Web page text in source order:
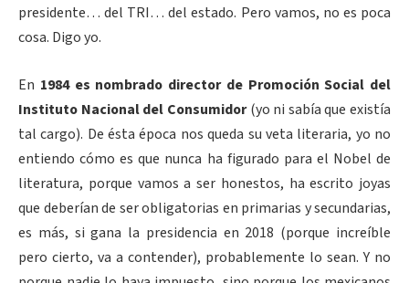
presidente… del TRI… del estado. Pero vamos, no es poca
cosa. Digo yo.
En 1984 es nombrado director de Promoción Social del
Instituto Nacional del Consumidor(yo ni sabía que existía
tal cargo). De ésta época nos queda su veta literaria, yo no
entiendo cómo es que nunca ha figurado para el Nobel de
literatura, porque vamos a ser honestos, ha escrito joyas
que deberían de ser obligatorias en primarias y secundarias,
es más, si gana la presidencia en 2018 (porque increíble
pero cierto, va a contender), probablemente lo sean. Y no